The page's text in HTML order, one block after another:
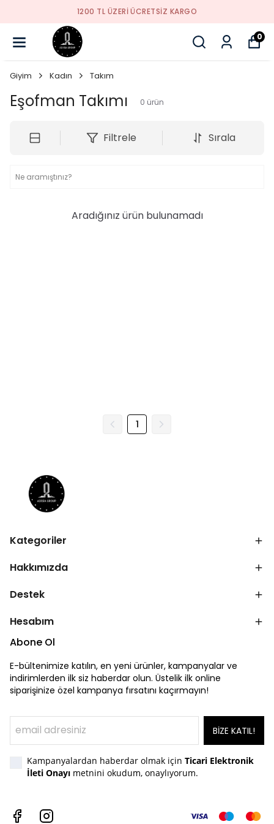
1200 TL ÜZERI ÜCRETSIZ KARGO
0
Giyim Kadın Takım
Eşofman Takımı 0 ürün
Filtrele Sırala
Aradığınız ürün bulunamadı
1
Kategoriler
Hakkımızda
Destek
Hesabım
Abone Ol
E-bültenimize katılın, en yeni ürünler, kampanyalar ve
indirimlerden ilk siz haberdar olun. Üstelik ilk online
siparişinize özel kampanya fırsatını kaçırmayın!
BİZE KATIL!
Kampanyalardan haberdar olmak için Ticari Elektronik
İleti Onayı metnini okudum, onaylıyorum.